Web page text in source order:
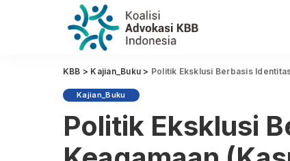
KBB > Kajian_Buku > Politik Eksklusi Berbasis
Kajian_Buku
Politik Eksklusi